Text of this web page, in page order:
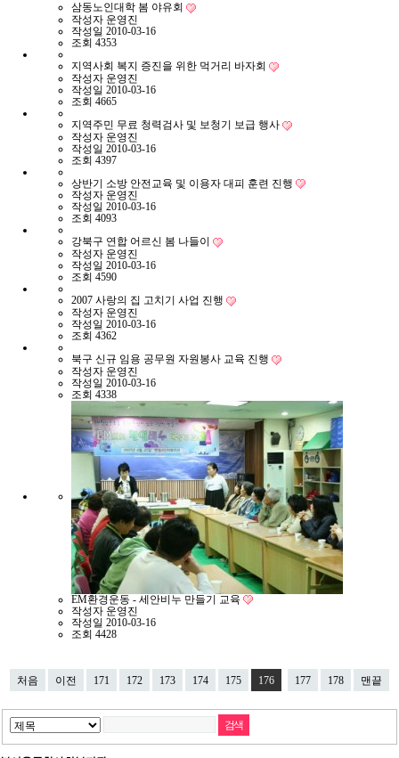
삼동노인대학 봄 야유회
작성자 운영진
작성일 2010-03-16
조회 4353
지역사회 복지 증진을 위한 먹거리 바자회
작성자 운영진
작성일 2010-03-16
조회 4665
지역주민 무료 청력검사 및 보청기 보급 행사
작성자 운영진
작성일 2010-03-16
조회 4397
상반기 소방 안전교육 및 이용자 대피 훈련 진행
작성자 운영진
작성일 2010-03-16
조회 4093
강북구 연합 어르신 봄 나들이
작성자 운영진
작성일 2010-03-16
조회 4590
2007 사랑의 집 고치기 사업 진행
작성자 운영진
작성일 2010-03-16
조회 4362
북구 신규 임용 공무원 자원봉사 교육 진행
작성자 운영진
작성일 2010-03-16
조회 4338
EM환경운동 - 세안비누 만들기 교육
작성자 운영진
작성일 2010-03-16
조회 4428
처음 이전 171 172 173 174 175 176 177 178 맨끝